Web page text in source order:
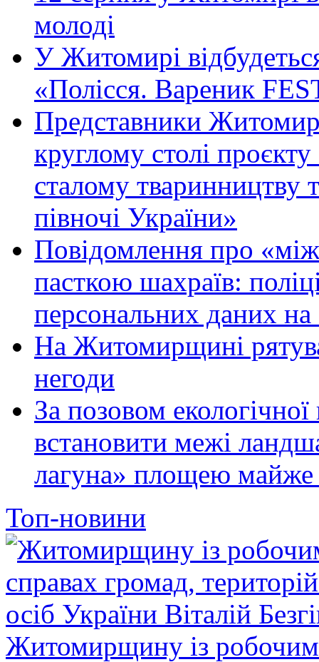
молоді
У Житомирі
«Полісся. Вареник
Представники
круглому столі
сталому тваринництву
півночі України»
Повідомлення про
пасткою шахраїв:
персональних даних на
На Житомирщині
негоди
За позовом
встановити межі
лагуна» площею майже
Топ-новини
Житомирщину із робочим